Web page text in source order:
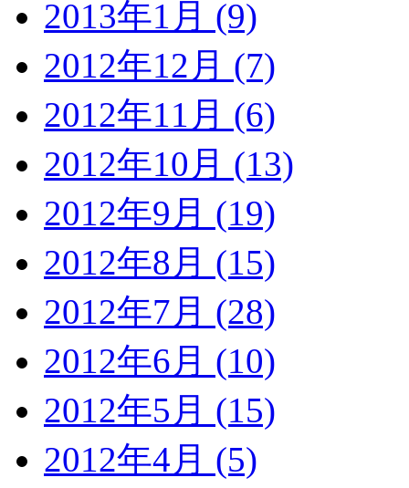
2013年1月 (9)
2012年12月 (7)
2012年11月 (6)
2012年10月 (13)
2012年9月 (19)
2012年8月 (15)
2012年7月 (28)
2012年6月 (10)
2012年5月 (15)
2012年4月 (5)